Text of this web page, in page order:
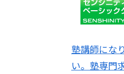
塾講師にな
い。塾専門